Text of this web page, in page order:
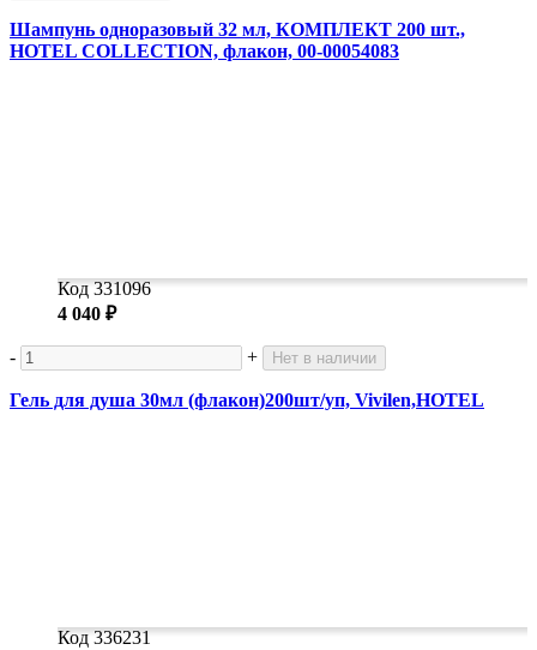
Шампунь одноразовый 32 мл, КОМПЛЕКТ 200 шт.,
HOTEL COLLECTION, флакон, 00-00054083
Код 331096
4 040 ₽
- + Нет в наличии
Гель для душа 30мл (флакон)200шт/уп, Vivilen,HOTEL
Код 336231